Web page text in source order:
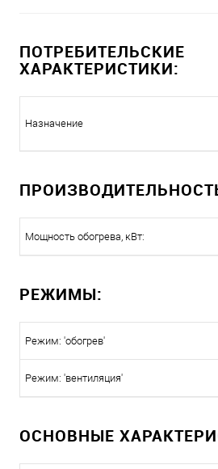
ПОТРЕБИТЕЛЬСКИЕ
ХАРАКТЕРИСТИКИ:
Назначение
Мощность обогрева, кВт:
РЕЖИМЫ:
Режим: 'обогрев'
Режим: 'вентиляция'
ОСНОВНЫЕ